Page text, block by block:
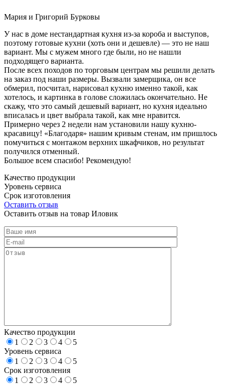
Мария и Григорий Бурковы
У нас в доме нестандартная кухня из-за короба и выступов,
поэтому готовые кухни (хоть они и дешевле) — это не наш
вариант. Мы с мужем много где были, но не нашли
подходящего варианта.
После всех походов по торговым центрам мы решили делать
на заказ под наши размеры. Вызвали замерщика, он все
обмерил, посчитал, нарисовал кухню именно такой, как
хотелось, и картинка в голове сложилась окончательно. Не
скажу, что это самый дешевый вариант, но кухня идеально
вписалась и цвет выбрала такой, как мне нравится.
Примерно через 2 недели нам установили нашу кухню-
красавицу! «Благодаря» нашим кривым стенам, им пришлось
помучиться с монтажом верхних шкафчиков, но результат
получился отменный.
Большое всем спасибо! Рекомендую!
Качество продукции
Уровень сервиса
Срок изготовления
Оставить отзыв
Оставить отзыв на товар Иловик
Качество продукции
1
2 3 4
5
Уровень сервиса
1
2 3 4
5
Срок изготовления
1
2 3 4
5